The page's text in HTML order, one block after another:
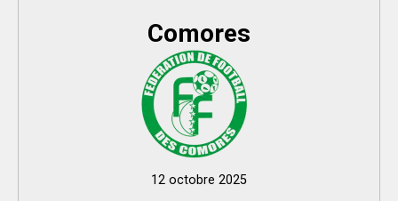
Comores
12 octobre 2025